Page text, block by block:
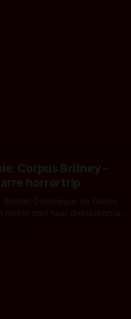
Corpus Britney -
horrortrip
dichter Dominique de Groen
niet in met haar debuutroman.